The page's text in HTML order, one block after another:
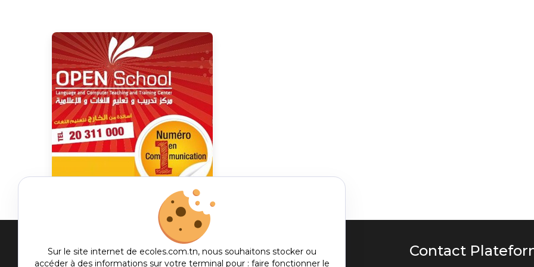
Sur le site internet de ecoles.com.tn, nous souhaitons stocker ou
accéder à des informations sur votre terminal pour : faire fonctionner le
Menu Contact